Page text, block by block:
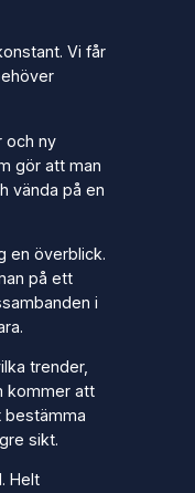
Vi får
och ny
gör att man
vända på en
en överblick.
på ett
i
trender,
kommer att
bestämma
sikt.
Helt